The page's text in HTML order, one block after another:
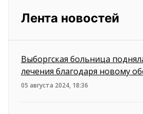
Лента новостей
Выборгская больница
лечения благодаря новому
05 августа 2024, 18:36